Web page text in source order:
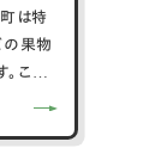
は特
の果物
この